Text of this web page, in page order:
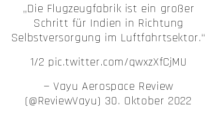
„Die Flugzeugfabrik ist ein großer
Schritt für Indien in Richtung
Selbstversorgung im Luftfahrtsektor.“
1/2 pic.twitter.com/qwxzXfCjMU
— Vayu Aerospace Review
(@ReviewVayu) 30. Oktober 2022